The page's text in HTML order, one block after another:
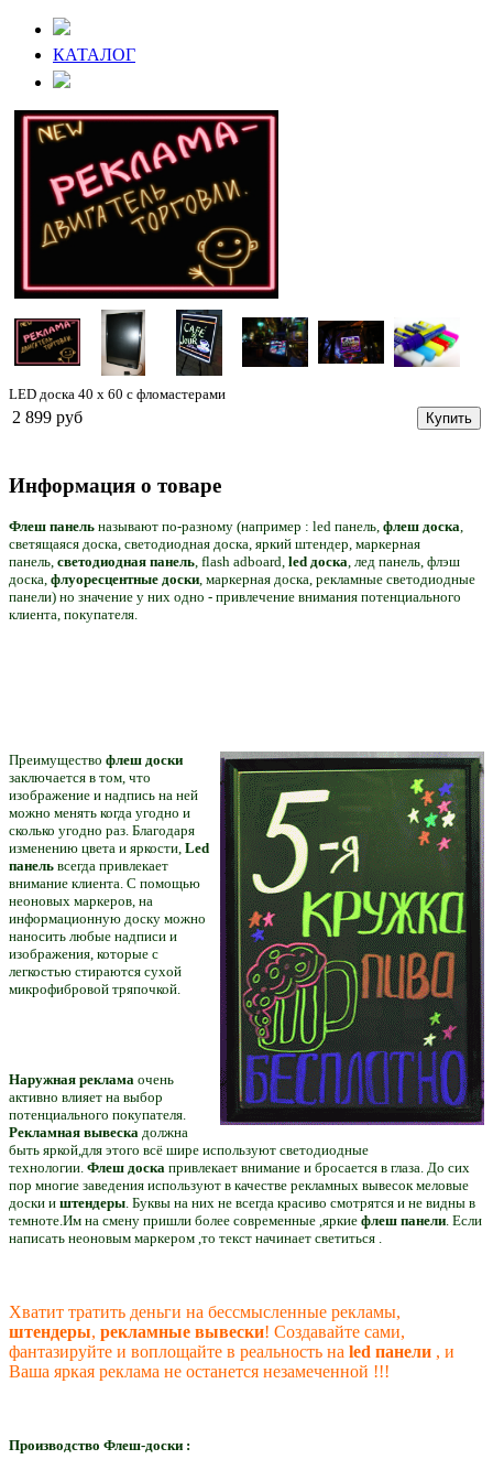
КАТАЛОГ
LED доска 40 х 60 с фломастерами
2 899 руб Купить
Информация о товаре
Флеш панель называют по-разному (например : led панель, флеш доска,
светящаяся доска, светодиодная доска, яркий штендер, маркерная
панель, светодиодная панель, flash adboard, led доска, лед панель, флэш
доска, флуоресцентные доски, маркерная доска, рекламные светодиодные
панели) но значение у них одно - привлечение внимания потенциального
клиента, покупателя.
Преимущество флеш доски
заключается в том, что
изображение и надпись на ней
можно менять когда угодно и
сколько угодно раз. Благодаря
изменению цвета и яркости, Led
панель всегда привлекает
внимание клиента. С помощью
неоновых маркеров, на
информационную доску можно
наносить любые надписи и
изображения, которые с
легкостью стираются сухой
микрофибровой тряпочкой.
Наружная реклама очень
активно влияет на выбор
потенциального покупателя.
Рекламная вывеска должна
быть яркой,для этого всё шире используют светодиодные
технологии. Флеш доска привлекает внимание и бросается в глаза. До сих
пор многие заведения используют в качестве рекламных вывесок меловые
доски и штендеры. Буквы на них не всегда красиво смотрятся и не видны в
темноте.Им на смену пришли более современные ,яркие флеш панели. Если
написать неоновым маркером ,то текст начинает светиться .
Хватит тратить деньги на бессмысленные рекламы,
штендеры, рекламные вывески! Создавайте сами,
фантазируйте и воплощайте в реальность на led панели , и
Ваша яркая реклама не останется незамеченной !!!
Производство Флеш-доски :